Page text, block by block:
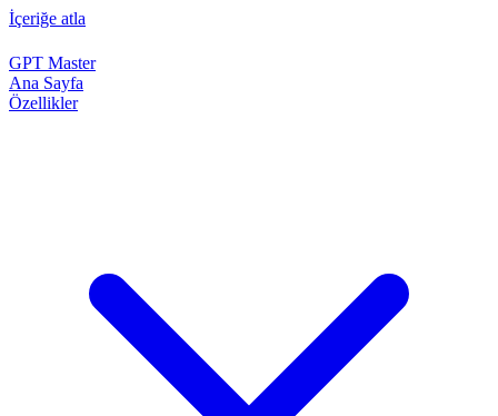
İçeriğe atla
GPT Master
Ana Sayfa
Özellikler